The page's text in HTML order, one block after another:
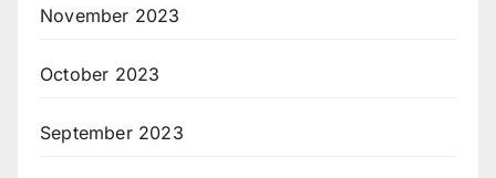
November 2023
October 2023
September 2023